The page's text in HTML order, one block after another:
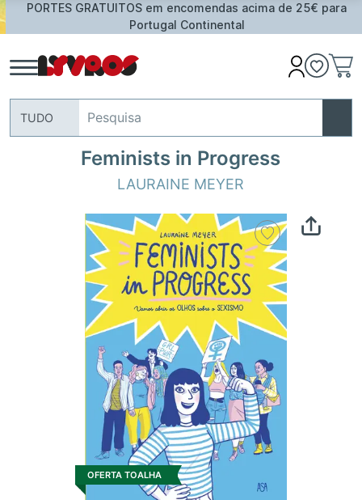
PORTES GRATUITOS em encomendas acima de 25€ para
Portugal Continental
TUDO
Feminists in Progress
LAURAINE MEYER
OFERTA TOALHA